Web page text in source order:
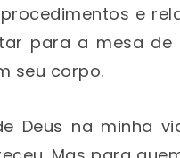
e
para a mesa
seu corpo.
Deus na minha